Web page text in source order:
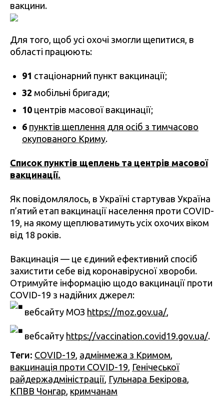
вакцини.
Для того, щоб усі охочі змогли щепитися, в
області працюють:
91 стаціонарний пункт вакцинації;
32 мобільні бригади;
10 центрів масової вакцинації;
6 пунктів щеплення для осіб з тимчасово
окупованого Криму.
Список пунктів щеплень та центрів масової
вакцинації.
Як повідомлялось, в Україні стартував Україна
п’ятий етап вакцинації населення проти COVID-
19, на якому щеплюватимуть усіх охочих віком
від 18 років.
Вакцинація — це єдиний ефективний спосіб
захистити себе від коронавірусної хвороби.
Отримуйте інформацію щодо вакцинації проти
COVID-19 з надійних джерел:
вебсайту МОЗ https://moz.gov.ua/,
вебсайту https://vaccination.covid19.gov.ua/.
Теги: COVID-19, адмінмежа з Кримом,
вакцинація проти COVID-19, Генічеської
райдержадміністрації, Гульнара Бекірова,
КПВВ Чонгар, кримчанам